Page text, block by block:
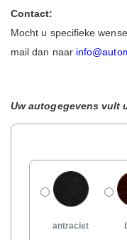
Contact:
Mocht u specifieke
mail dan naar
Uw autogegevens vult
antraciet